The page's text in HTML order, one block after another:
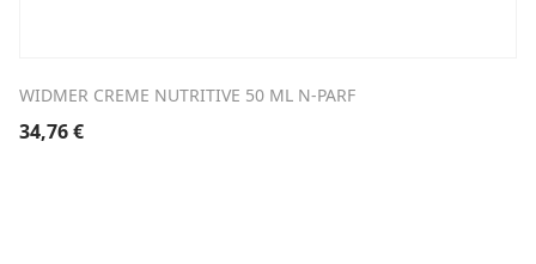
WIDMER CREME NUTRITIVE 50 ML N-PARF
34,76€